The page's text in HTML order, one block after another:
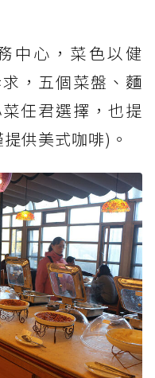
中心，菜色以健
，五個菜盤、麵
任君選擇，也提
供美式咖啡)。